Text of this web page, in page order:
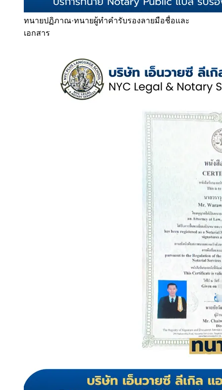
ทนายปฏิภาณ·ทนายผู้ทำคำรับรองลายมือชื่อและ
เอกสาร